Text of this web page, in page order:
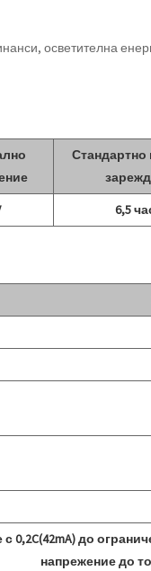
осветителна
Стандартно
6,5
0,2C(42mA) до
напрежение до